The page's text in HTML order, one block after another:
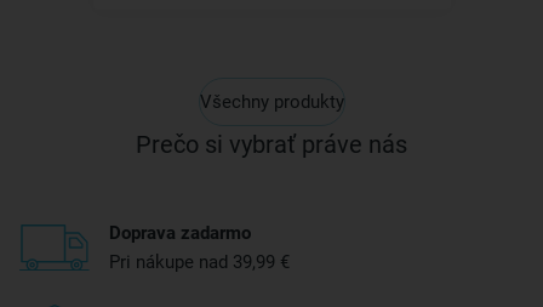
Všechny produkty
Prečo si vybrať práve nás
Doprava zadarmo
Pri nákupe nad 39,99 €